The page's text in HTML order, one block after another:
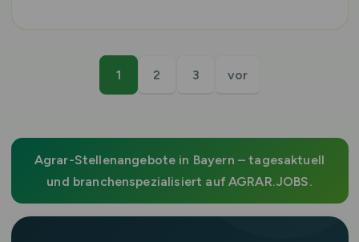
1 2 3 vor
Agrar-Stellenangebote in Bayern – tagesaktuell
und branchenspezialisiert auf AGRAR.JOBS.